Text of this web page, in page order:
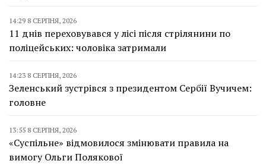
14:29 8 СЕРПНЯ, 2026
11 днів переховувався у лісі після стрілянини по
поліцейських: чоловіка затримали
14:23 8 СЕРПНЯ, 2026
Зеленський зустрівся з президентом Сербії Вучичем:
головне
13:55 8 СЕРПНЯ, 2026
«Суспільне» відмовилося змінювати правила на
вимогу Ольги Полякової